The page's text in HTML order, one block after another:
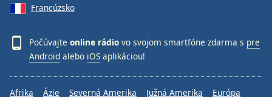
Francúzsko
Počúvajte online rádio vo svojom smartfóne zdarma s pre
Android alebo iOS aplikáciou!
Afrika Ázie Severná Amerika Južná Amerika Európa